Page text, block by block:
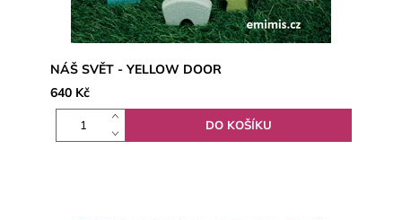
NÁŠ SVĚT - YELLOW DOOR
640 Kč